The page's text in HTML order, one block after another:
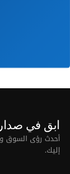
ابق في
أحدث رؤى السوق
إليك.